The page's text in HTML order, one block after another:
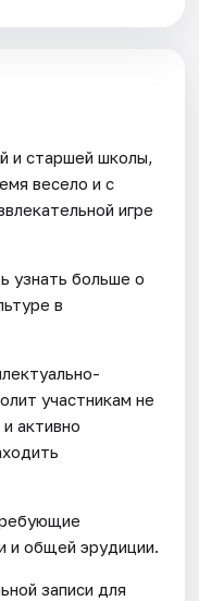
и старшей школы,
весело и с
игре
узнать больше о
в
участникам не
активно
и общей эрудиции.
записи для